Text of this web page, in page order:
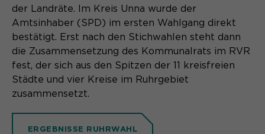
Name cookie_optin
Laufzeit 1 Monat
Speichert den Zustimmungsstatus des
Zweck
Temporäre Session-ID, ohne
personenbezogene Daten.
der Landräte. Im Kreis Unna wurde der
Amtsinhaber (SPD) im ersten Wahlgang direkt
bestätigt. Erst nach den Stichwahlen steht dann
die Zusammensetzung des Kommunalrats im RVR
fest, der sich aus den Spitzen der 11 kreisfreien
Städte und vier Kreise im Ruhrgebiet
zusammensetzt.
ERGEBNISSE RUHRWAHL